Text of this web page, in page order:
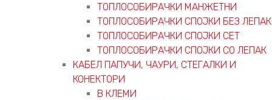
ТОПЛОСОБИРАЧКИ МАНЖЕТНИ
ТОПЛОСОБИРАЧКИ СПОЈКИ БЕЗ ЛЕПАК
ТОПЛОСОБИРАЧКИ СПОЈКИ СЕТ
ТОПЛОСОБИРАЧКИ СПОЈКИ СО ЛЕПАК
КАБЕЛ ПАПУЧИ, ЧАУРИ, СТЕГАЛКИ И
КОНЕКТОРИ
В КЛЕМИ